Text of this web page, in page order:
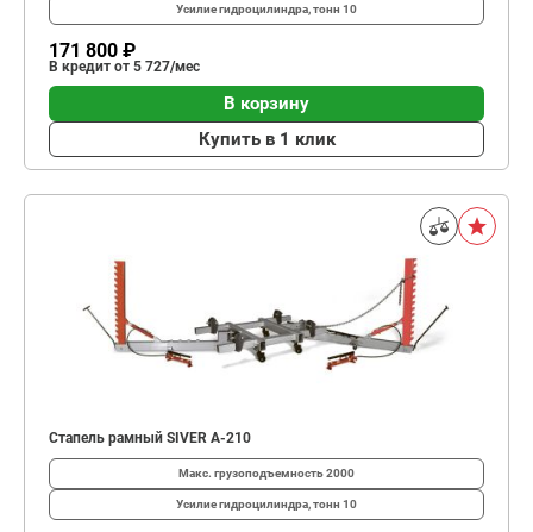
Усилие гидроцилиндра, тонн 10
171 800 ₽
В кредит от 5 727/мес
В корзину
Купить в 1 клик
Стапель рамный SIVER A-210
Макс. грузоподъемность2000
Усилие гидроцилиндра, тонн 10